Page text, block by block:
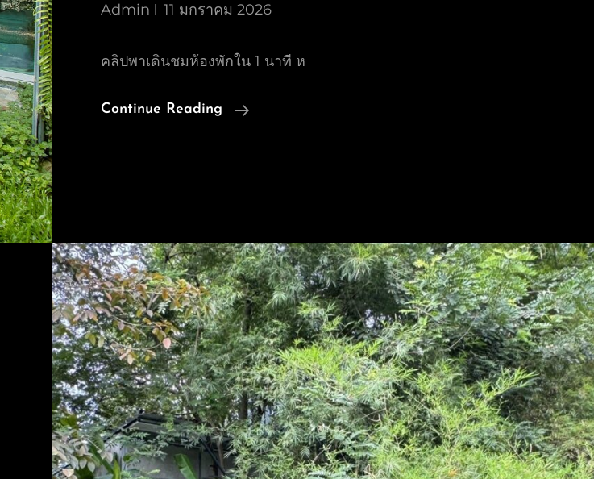
Admin 11 มกราคม 2026
คลิปพาเดินชมห้องพักใน 1 นาที ห
Continue Reading
คลิป
3-
4
สไตล์
ตู้
คอนเทนเนอร์
ด้าน
หน้า
ติด
ลำธาร
ด้าน